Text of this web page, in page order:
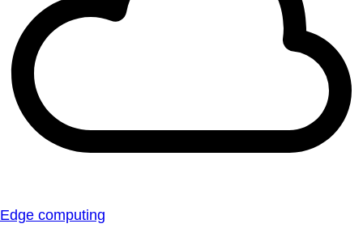
Edge computing